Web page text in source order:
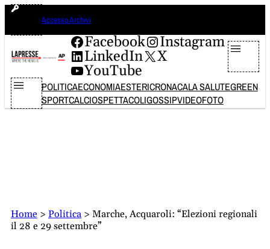
Vai
contenuto
Accesso Archivi
Facebook
Instagram
LinkedIn
X
YouTube
POLITICAECONOMIAESTERICRONACALA SALUTEGREEN
SPORTCALCIOSPETTACOLIGOSSIPVIDEOFOTO
Home > Politica > Marche, Acquaroli: “Elezioni regionali
il 28 e 29 settembre”